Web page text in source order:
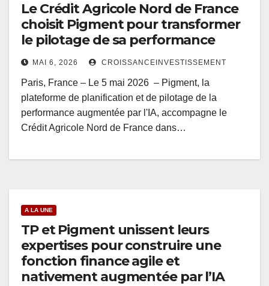
Le Crédit Agricole Nord de France
choisit Pigment pour transformer
le pilotage de sa performance
MAI 6, 2026 CROISSANCEINVESTISSEMENT
Paris, France – Le 5 mai 2026 – Pigment, la
plateforme de planification et de pilotage de la
performance augmentée par l'IA, accompagne le
Crédit Agricole Nord de France dans…
A LA UNE
TP et Pigment unissent leurs
expertises pour construire une
fonction finance agile et
nativement augmentée par l’IA